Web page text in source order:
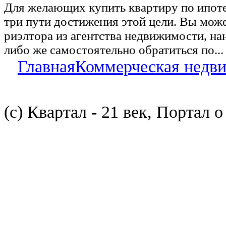
Для желающих купить квартиру по
три пути достижения этой цели. Вы
риэлтора из агентства недвижимости,
либо же самостоятельно обратиться по...
ГлавнаяКоммерческая
(с) Квартал - 21 век, Портал